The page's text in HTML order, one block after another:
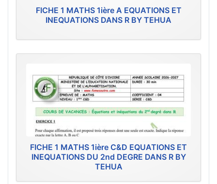
FICHE 1 MATHS 1ière A EQUATIONS ET
INEQUATIONS DANS R BY TEHUA
FICHE 1 MATHS 1ière C&D EQUATIONS ET
INEQUATIONS DU 2nd DEGRE DANS R BY
TEHUA